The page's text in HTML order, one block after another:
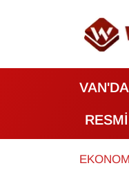
ASAYİŞ
BİLİM VE
Biyografi
Van Nöbetçi
Van Hava
Van Namaz
Van Trafik